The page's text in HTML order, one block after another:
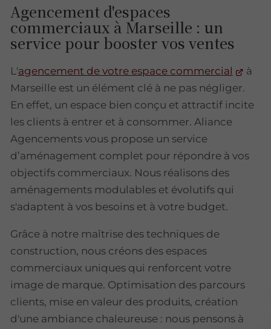
Agencement d'espaces
commerciaux à Marseille : un
service pour booster vos ventes
L'agencement de votre espace commercial
à
Marseille est un élément clé à ne pas négliger.
En effet, un espace bien conçu et attractif incite
les clients à entrer et à consommer. Aliance
Agencements vous propose un service
d’aménagement complet pour répondre à vos
objectifs commerciaux. Nous réalisons des
aménagements modulables et évolutifs qui
s'adaptent à vos besoins et à votre budget.
Grâce à notre maîtrise des techniques de
construction, nous créons des espaces
commerciaux uniques qui renforcent votre
image de marque. Optimisation des parcours
clients, mise en valeur des produits, création
d'une ambiance chaleureuse : nous pensons à